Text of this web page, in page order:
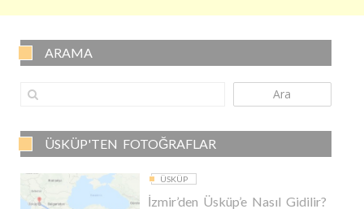
ARAMA
Ara
ÜSKÜP'TEN FOTOĞRAFLAR
ÜSKÜP
İzmir’den Üsküp’e Nasıl Gidilir?